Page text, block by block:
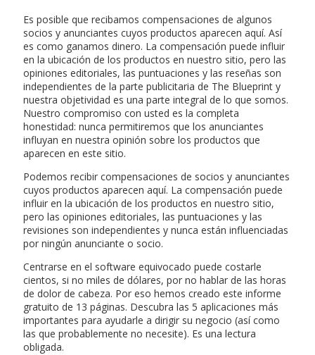
Es posible que recibamos compensaciones de algunos
socios y anunciantes cuyos productos aparecen aquí. Así
es como ganamos dinero. La compensación puede influir
en la ubicación de los productos en nuestro sitio, pero las
opiniones editoriales, las puntuaciones y las reseñas son
independientes de la parte publicitaria de The Blueprint y
nuestra objetividad es una parte integral de lo que somos.
Nuestro compromiso con usted es la completa
honestidad: nunca permitiremos que los anunciantes
influyan en nuestra opinión sobre los productos que
aparecen en este sitio.
Podemos recibir compensaciones de socios y anunciantes
cuyos productos aparecen aquí. La compensación puede
influir en la ubicación de los productos en nuestro sitio,
pero las opiniones editoriales, las puntuaciones y las
revisiones son independientes y nunca están influenciadas
por ningún anunciante o socio.
Centrarse en el software equivocado puede costarle
cientos, si no miles de dólares, por no hablar de las horas
de dolor de cabeza. Por eso hemos creado este informe
gratuito de 13 páginas. Descubra las 5 aplicaciones más
importantes para ayudarle a dirigir su negocio (así como
las que probablemente no necesite). Es una lectura
obligada.